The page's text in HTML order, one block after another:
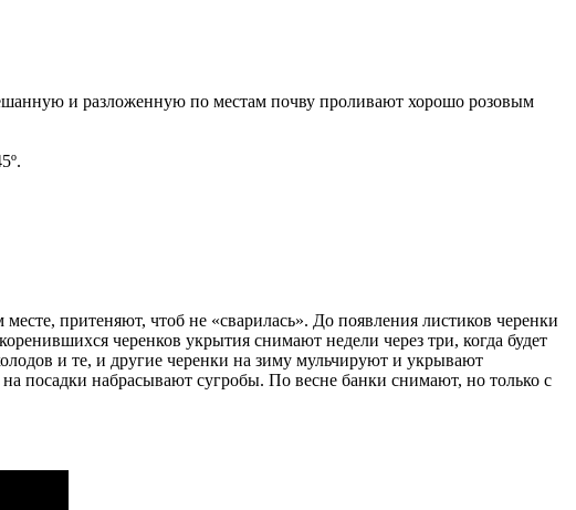
и разложенную по местам почву проливают хорошо розовым
притеняют, чтоб не «сварилась». До появления листиков черенки
черенков укрытия снимают недели через три, когда будет
и те, и другие черенки на зиму мульчируют и укрывают
посадки набрасывают сугробы. По весне банки снимают, но только с